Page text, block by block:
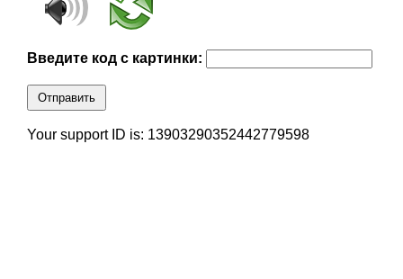
Введите код с картинки:
Отправить
Your support ID is: 13903290352442779598